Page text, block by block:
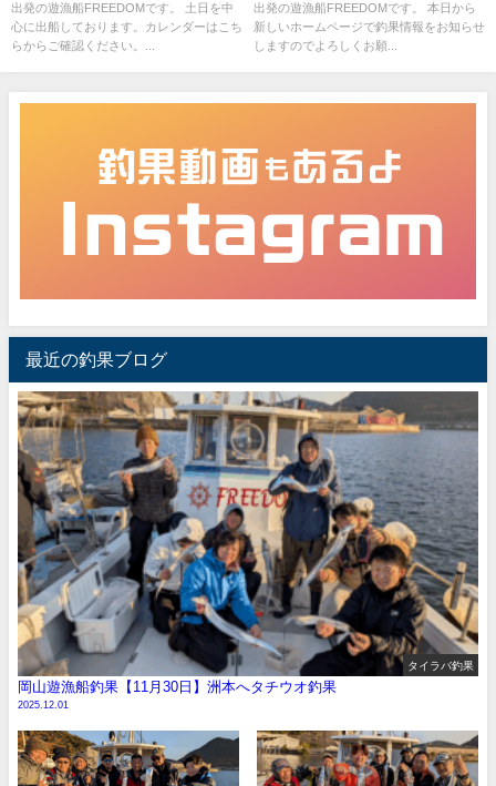
出発の遊漁船FREEDOMです。 土日を中
心に出船しております。カレンダーはこち
らからご確認ください。...
出発の遊漁船FREEDOMです。 本日から
新しいホームページで釣果情報をお知らせ
しますのでよろしくお願...
最近の釣果ブログ
タイラバ釣果
岡山遊漁船釣果【11月30日】洲本へタチウオ釣果
2025.12.01